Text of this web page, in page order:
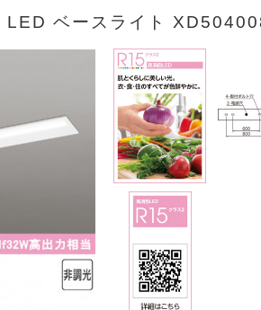
LED ベースライト